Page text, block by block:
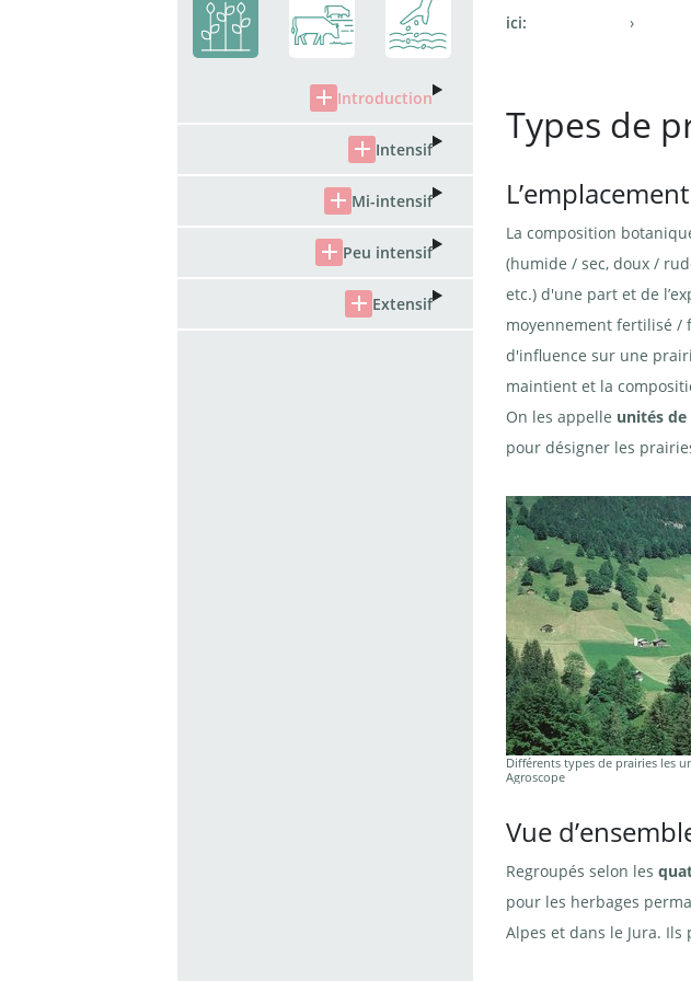
ici:
Types de
La composition
(humide / sec, doux /
etc.) d'une part et de
moyennement fertilisé /
d'influence sur une
maintient et la
On les appelle unités
pour désigner les
Différents types de prairies les
Agroscope
Vue
Regroupés selon les
pour les herbages
Alpes et dans le Jura.